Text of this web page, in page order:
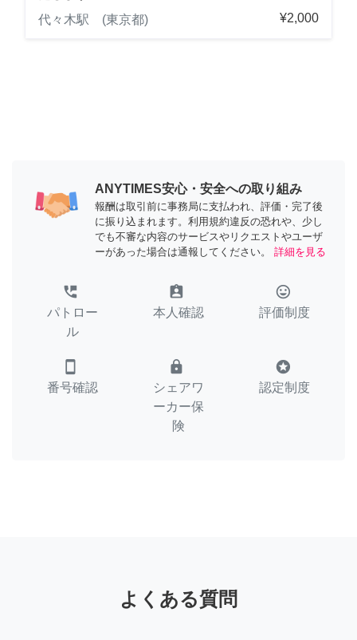
代々木駅 (東京都)
¥2,000
ANYTIMES安心・安全への取り組み
報酬は取引前に事務局に支払われ、評価・完了後
に振り込まれます。利用規約違反の恐れや、少し
でも不審な内容のサービスやリクエストやユーザ
ーがあった場合は通報してください。
詳細を見る
perm_phone_msg
パトロー
ル
assignment_ind
本人確認
tag_faces
評価制度
smartphone
番号確認
lock
シェアワ
ーカー保
険
stars
認定制度
よくある質問